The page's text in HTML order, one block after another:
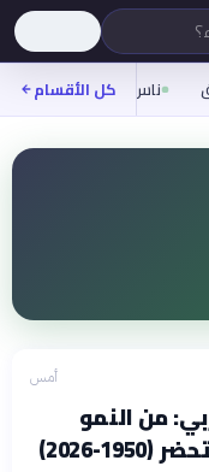
ناس روح
كل الأقسام
أمس
من النمو
2026)